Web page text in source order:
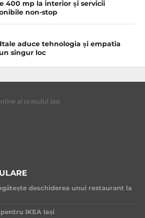
400 mp la interior și servicii
non-stop
aduce tehnologia și empatia
singur loc
deschiderea unui restaurant la
IKEA Iași